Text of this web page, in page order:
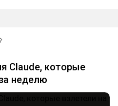
Claude, которые
неделю